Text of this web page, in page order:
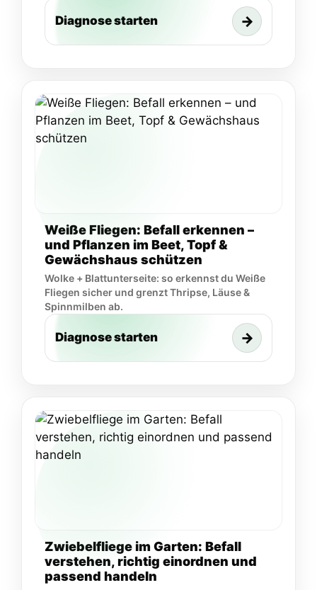
Diagnose starten →
Weiße Fliegen: Befall erkennen –
und Pflanzen im Beet, Topf &
Gewächshaus schützen
Wolke + Blattunterseite: so erkennst du Weiße
Fliegen sicher und grenzt Thripse, Läuse &
Spinnmilben ab.
Diagnose starten →
Zwiebelfliege im Garten: Befall
verstehen, richtig einordnen und
passend handeln